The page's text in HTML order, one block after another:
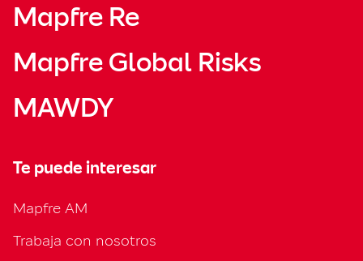
Mapfre Re
Mapfre Global Risks
MAWDY
Te puede interesar
Mapfre AM
Trabaja con nosotros